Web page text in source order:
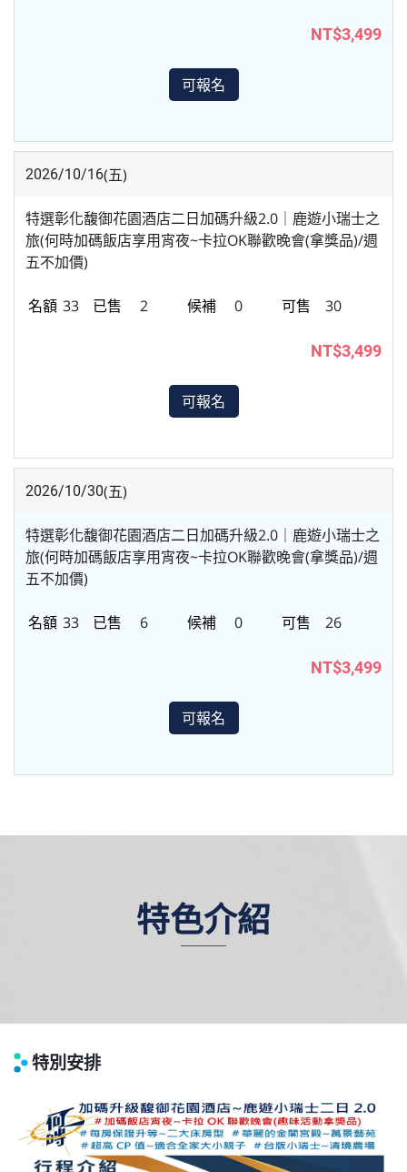
特色介紹
特別安排
NT$3,499
可報名
2026/10/16(五)
特選彰化馥御花園酒店二日加碼升級2.0｜鹿遊小瑞士之
旅(何時加碼飯店享用宵夜~卡拉OK聯歡晚會(拿獎品)/週
五不加價)
33 2 0 30
NT$3,499
可報名
2026/10/30(五)
特選彰化馥御花園酒店二日加碼升級2.0｜鹿遊小瑞士之
旅(何時加碼飯店享用宵夜~卡拉OK聯歡晚會(拿獎品)/週
五不加價)
33 6 0 26
NT$3,499
可報名